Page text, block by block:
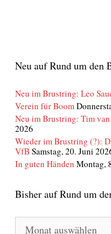
Neu auf Rund um den
Neu im Brustring: Leo
Verein für Boom
Neu im Brustring: Tim
2026
Wieder im Brustring (?):
VfB Samstag, 20. Juni
In guten Händen Montag,
Bisher auf Rund um
Bisher
auf